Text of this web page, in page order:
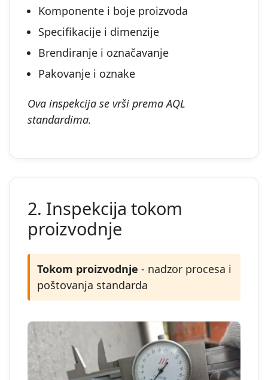
Komponente i boje proizvoda
Specifikacije i dimenzije
Brendiranje i označavanje
Pakovanje i oznake
Ova inspekcija se vrši prema AQL
standardima.
2. Inspekcija tokom
proizvodnje
Tokom proizvodnje - nadzor procesa i
poštovanja standarda